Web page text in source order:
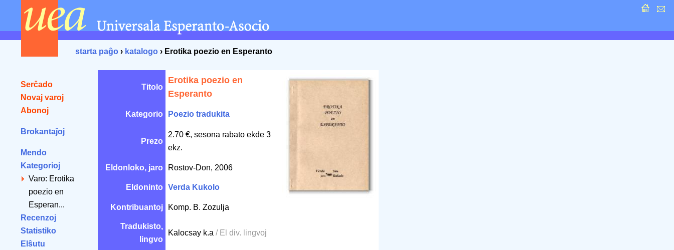
starta paĝo › katalogo › Erotika poezio en Esperanto
Serĉado
Novaj varoj
Abonoj
Brokantaĵoj
Mendo
Kategorioj
Varo: Erotika
poezio en
Esperan...
Recenzoj
Statistiko
Elŝutu
Titolo
Erotika poezio en
Esperanto
Kategorio Poezio tradukita
Prezo
2.70 €, sesona rabato ekde 3
ekz.
Eldonloko, jaro Rostov-Don, 2006
Eldoninto Verda Kukolo
Kontribuantoj Komp. B. Zozulja
Tradukisto,
lingvo
Kalocsay k.a / El div. lingvoj